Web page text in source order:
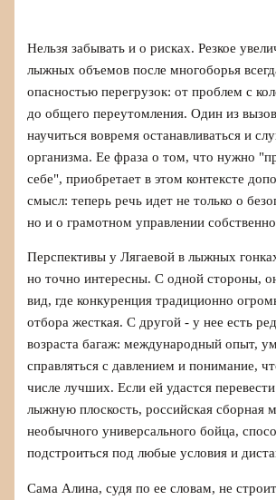
Нельзя забывать и о рисках. Резкое
лыжных объемов после многоборья
опасностью перегрузок: от проблем с
до общего переутомления. Один из
научиться вовремя останавливаться и
организма. Ее фраза о том, что нужно
себе", приобретает в этом контексте
смысл: теперь речь идет не только о
но и о грамотном управлении
Перспективы у Лягаевой в лыжных
но точно интересны. С одной стороны,
вид, где конкуренция традиционно
отбора жесткая. С другой - у нее есть
возраста багаж: международный опыт,
справляться с давлением и понимание,
числе лучших. Если ей удастся перевести
лыжную плоскость, российская сборная
необычного универсального бойца,
подстроиться под любые условия и
Сама Алина, судя по ее словам, не